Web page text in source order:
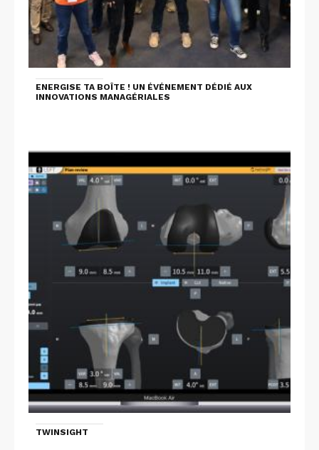
ENERGISE TA BOÎTE ! UN ÉVÉNEMENT DÉDIÉ AUX
INNOVATIONS MANAGÉRIALES
TWINSIGHT